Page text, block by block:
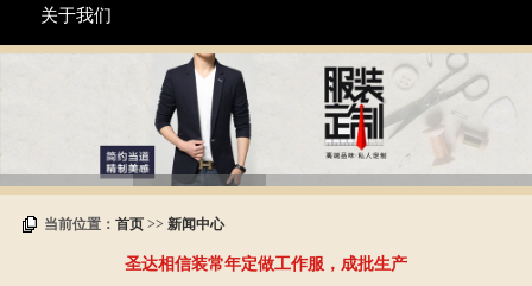
关于我们
当前位置： 首页>> 新闻中心
圣达相信装常年定做工作服，成批生产